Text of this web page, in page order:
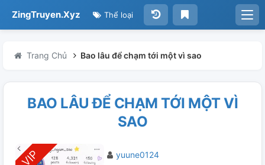
ZingTruyen.Xyz Thể loại
Trang Chủ Bao lâu để chạm tới một vì sao
BAO LÂU ĐỂ CHẠM TỚI MỘT VÌ
SAO
yuune0124